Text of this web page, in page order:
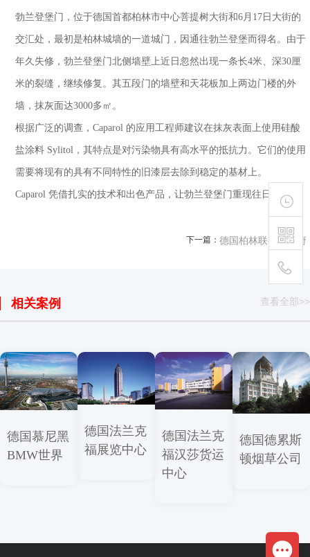
勃兰登堡门，位于德国首都柏林市中心菩提树大街和6月17日大街的
交汇处，最初是柏林城墙的一道城门，因通往勃兰登堡而得名。由于
年久失修，勃兰登堡门北侧墙壁上近日忽然出现一条长4米、深30厘
米的裂缝，继续修复。其五段门的墙壁和天花板加上两边门楼的外
墙，抹灰面达3000多㎡。
根据广泛的调查，Caparol 的应用工程师建议在抹灰表面上使用硅酸
盐涂料 Sylitol，其特点是对污染物具有高水平的抵抗力。它们的使用
需要将现有的具有不同特性的旧漆层去除到稳定的基材上。
Caparol 凭借扎实的技术和出色产品，让勃兰登堡门重现往日光辉。
下一篇： 德国柏林联邦总理府
相关案例 查看全部>>
德国慕尼黑
BMW世界
德国法兰克
福展览中心
德国法兰克
福汉莎货运
中心
德国德累斯
顿烟草公司
400-
1895